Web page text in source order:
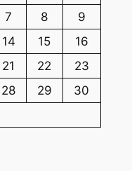
7 8
9
14 15
16
21 22
23
28 29
30